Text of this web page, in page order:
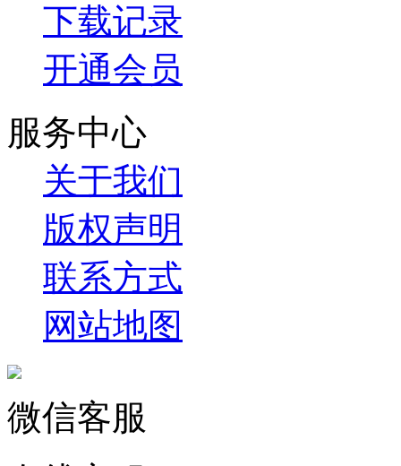
下载记录
开通会员
服务中心
关于我们
版权声明
联系方式
网站地图
微信客服